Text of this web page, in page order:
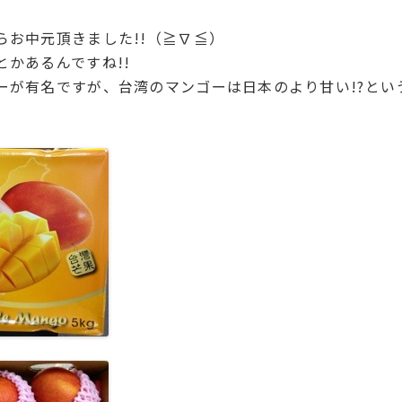
お中元頂きました!!（≧∇≦）
かあるんですね!!
が有名ですが、台湾のマンゴーは日本のより甘い!?とい